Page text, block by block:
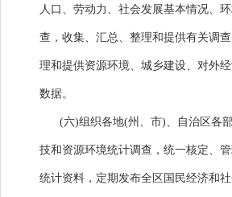
人口、劳动力、社会发展基本情况、
查，收集、汇总、整理和提供有关调
理和提供资源环境、城乡建设、对外
数据。
(六)组织各地(州、市)、自治区各
技和资源环境统计调查，统一核定、
统计资料，定期发布全区国民经济和